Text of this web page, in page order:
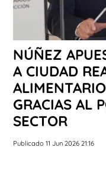
NÚÑEZ
A CIUDAD
GRACIAS AL
SECTOR
Publicado 11 Jun 2026 21:16